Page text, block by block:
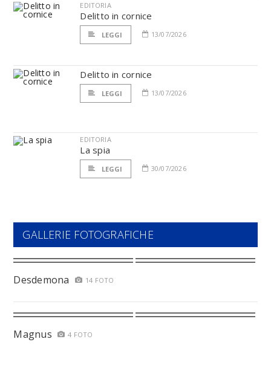
EDITORIA
Delitto in cornice
LEGGI 13/07/2026
Delitto in cornice
LEGGI 13/07/2026
EDITORIA
La spia
LEGGI 30/07/2026
GALLERIE FOTOGRAFICHE
Desdemona 14 FOTO
Magnus 4 FOTO